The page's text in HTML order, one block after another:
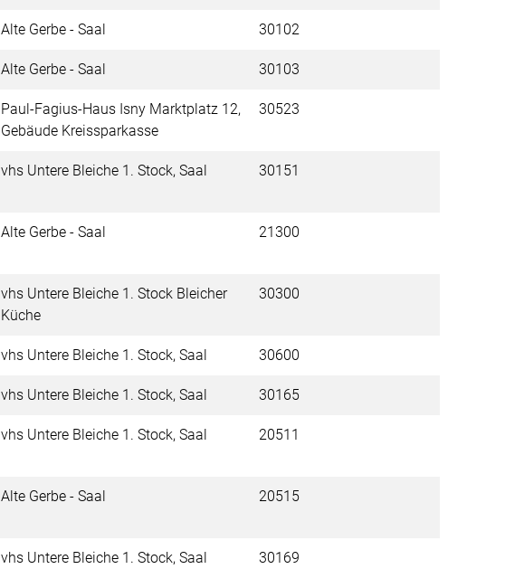
Alte Gerbe - Saal 30102
Alte Gerbe - Saal 30103
Paul-Fagius-Haus Isny Marktplatz 12,
Gebäude Kreissparkasse
30523
vhs Untere Bleiche 1. Stock, Saal 30151
Alte Gerbe - Saal 21300
vhs Untere Bleiche 1. Stock Bleicher
Küche
30300
vhs Untere Bleiche 1. Stock, Saal 30600
vhs Untere Bleiche 1. Stock, Saal 30165
vhs Untere Bleiche 1. Stock, Saal 20511
Alte Gerbe - Saal 20515
vhs Untere Bleiche 1. Stock, Saal 30169